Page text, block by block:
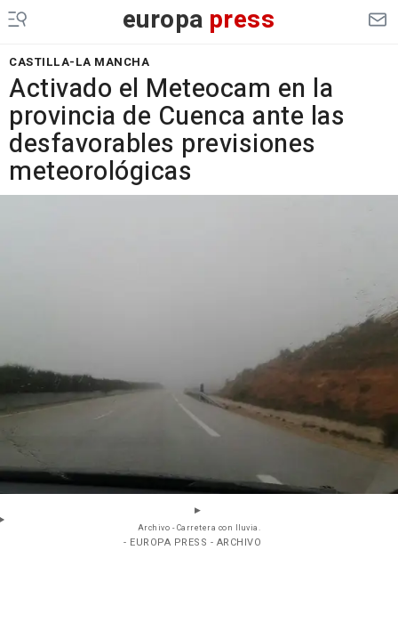
europa press
CASTILLA-LA MANCHA
Activado el Meteocam en la
provincia de Cuenca ante las
desfavorables previsiones
meteorológicas
Archivo - Carretera con lluvia.
- EUROPA PRESS - ARCHIVO